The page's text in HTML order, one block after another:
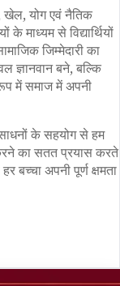
खेल, योग एवं नैतिक
के माध्यम से विद्यार्थियों
जिम्मेदारी का
ज्ञानवान बने, बल्कि
में समाज में अपनी
के सहयोग से हम
का सतत प्रयास करते
बच्चा अपनी पूर्ण क्षमता